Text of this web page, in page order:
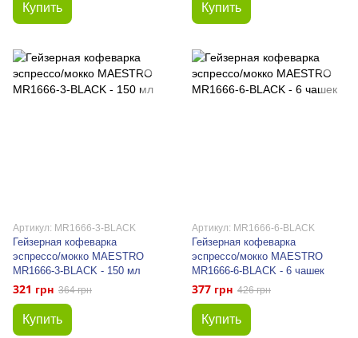
Купить Купить
Артикул: MR1666-3-BLACK
Гейзерная кофеварка
эспрессо/мокко MAESTRO
MR1666-3-BLACK - 150 мл
321 грн 364 грн
Купить
Артикул: MR1666-6-BLACK
Гейзерная кофеварка
эспрессо/мокко MAESTRO
MR1666-6-BLACK - 6 чашек
377 грн 426 грн
Купить